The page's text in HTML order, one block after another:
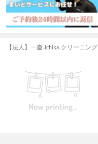
【法人】一慶-ichika-クリーニング